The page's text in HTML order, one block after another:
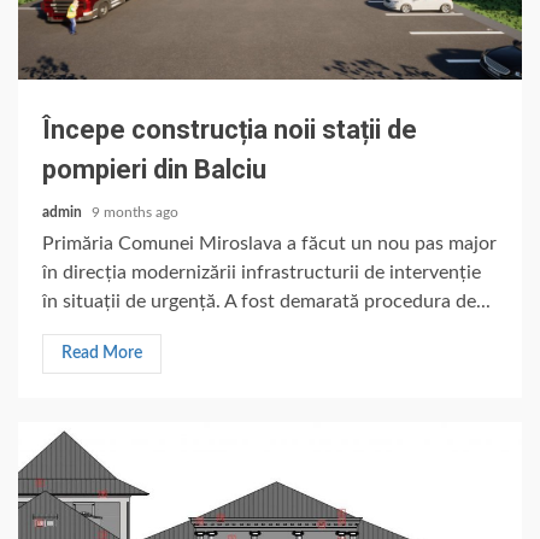
Începe construcția noii stații de
pompieri din Balciu
admin 9 months ago
Primăria Comunei Miroslava a făcut un nou pas major
în direcția modernizării infrastructurii de intervenție
în situații de urgență. A fost demarată procedura de...
Read More